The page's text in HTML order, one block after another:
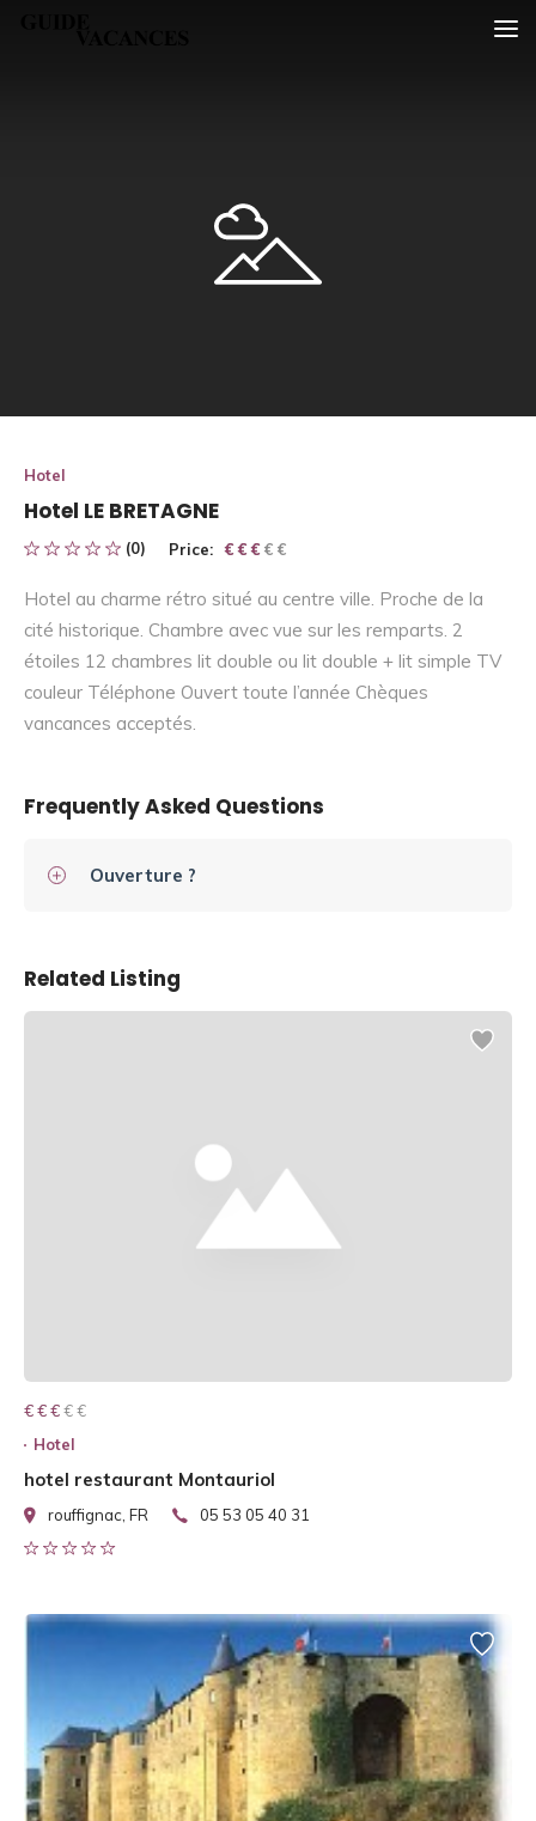
Hotel
Hotel LE BRETAGNE
(0) Price: € € € € €
€ € €
Hotel au charme rétro situé au centre ville. Proche de la
cité historique. Chambre avec vue sur les remparts. 2
étoiles 12 chambres lit double ou lit double + lit simple TV
couleur Téléphone Ouvert toute l’année Chèques
vancances acceptés.
Frequently Asked Questions
Ouverture ?
Related Listing
€ € € € €
€ € €
Hotel
hotel restaurant Montauriol
rouffignac, FR 05 53 05 40 31